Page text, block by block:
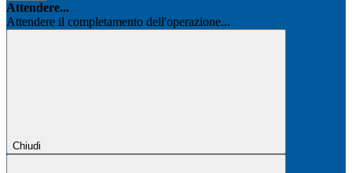
Attendere...
Attendere il completamento dell'operazione...
Chiudi